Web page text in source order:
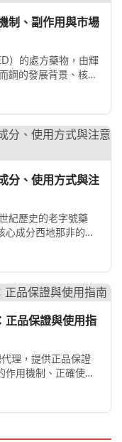
制、副作用與市場
）的處方藥物，由輝
鋼的發展背景、核心
分、使用方式與注
紀歷史的老字號藥
心成分西地那非的作
正品保證與使用指
理，提供正品保證
作用機制、正確使用